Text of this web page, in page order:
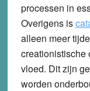
processen in
Overigens is
alleen meer
creationistische
vloed. Dit zijn
worden